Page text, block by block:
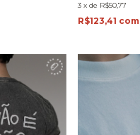
3 x de R$50,77
R$123,41 com